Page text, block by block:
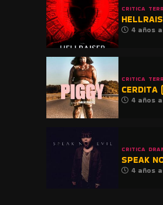
CRITICA
4 años
CRITICA
CERDITA
4 años
CRITICA
SPEAK
4 años